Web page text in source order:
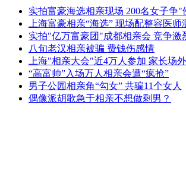
美国单身男女凭气味交朋友
实拍富豪海选相亲现场 200名女子争"
上海富豪相亲“海选” 现场配整容医师
实拍"亿万富豪团"成都相亲会 竞争激
八旬老汉相亲被骗 费钱伤感情
上海"相亲大会"近4万人参加 家长场
“高富帅”入场万人相亲会遭“疯抢”
男子公园相亲角“勾女” 共骗11个女人
偶像派胡歌急于相亲不想做剩男？